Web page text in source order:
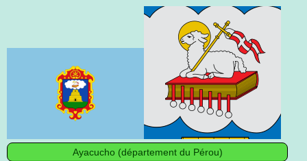
Ayacucho (département du Pérou)